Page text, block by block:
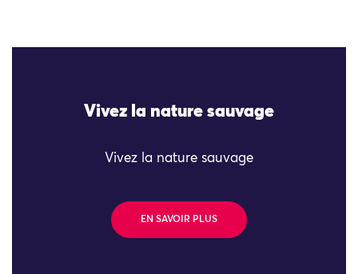
Vivez la nature sauvage
Vivez la nature sauvage
EN SAVOIR PLUS